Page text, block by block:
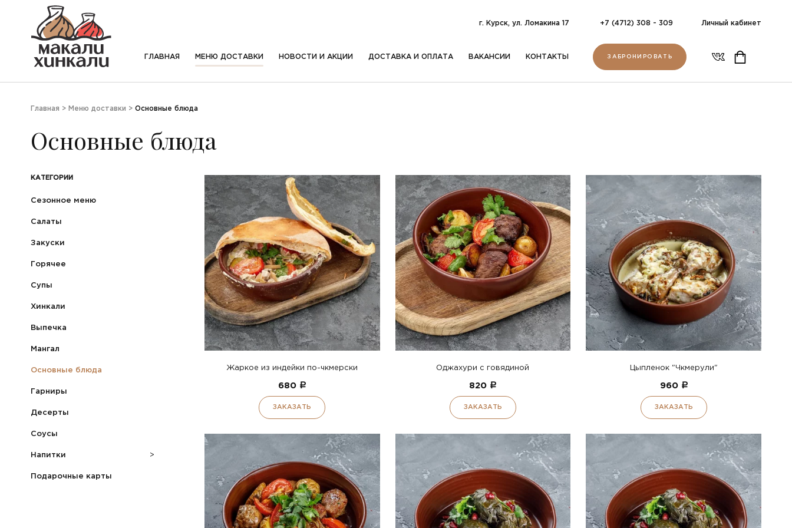
г. Курск, ул. Ломакина 17 +7 (4712) 308 - 309 Личный кабинет
ГЛАВНАЯ МЕНЮ ДОСТАВКИ НОВОСТИ И АКЦИИ ДОСТАВКА И ОПЛАТА ВАКАНСИИ КОНТАКТЫ ЗАБРОНИРОВАТЬ
Главная > Меню доставки > Основные блюда
Основные блюда
КАТЕГОРИИ
Сезонное меню
Салаты
Закуски
Горячее
Супы
Хинкали
Выпечка
Мангал
Основные блюда
Гарниры
Десерты
Соусы
>
Напитки
Подарочные карты
Жаркое из индейки по-чкмерски
680 a
ЗАКАЗАТЬ
Оджахури с говядиной
820 a
ЗАКАЗАТЬ
Цыпленок "Чкмерули"
960 a
ЗАКАЗАТЬ